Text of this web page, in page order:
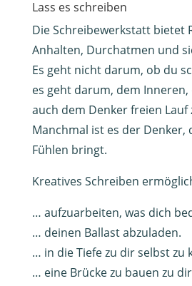
Lass es schreiben
Die Schreibewerkstatt bietet
Anhalten, Durchatmen und
Es geht nicht darum, ob du
es geht darum, dem Inneren,
auch dem Denker freien Lauf
Manchmal ist es der Denker,
Fühlen bringt.
Kreatives Schreiben
… aufzuarbeiten, was dich
… deinen Ballast abzuladen.
… in die Tiefe zu dir selbst zu
… eine Brücke zu bauen zu